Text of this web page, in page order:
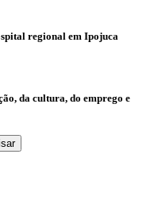
regional em Ipojuca
da cultura, do emprego e